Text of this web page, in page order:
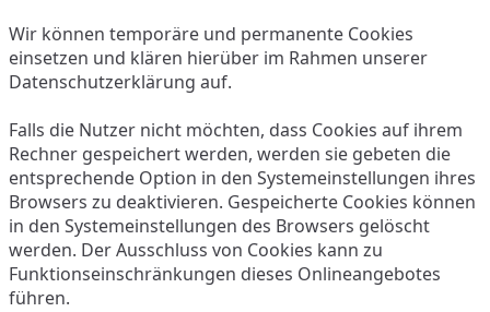
Wir können temporäre und permanente Cookies
einsetzen und klären hierüber im Rahmen unserer
Datenschutzerklärung auf.
Falls die Nutzer nicht möchten, dass Cookies auf ihrem
Rechner gespeichert werden, werden sie gebeten die
entsprechende Option in den Systemeinstellungen ihres
Browsers zu deaktivieren. Gespeicherte Cookies können
in den Systemeinstellungen des Browsers gelöscht
werden. Der Ausschluss von Cookies kann zu
Funktionseinschränkungen dieses Onlineangebotes
führen.